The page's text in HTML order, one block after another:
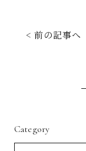
< 前の記事へ
Category